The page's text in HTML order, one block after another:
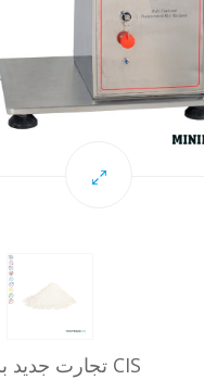
تجارت جدید برای روسیه و CIS